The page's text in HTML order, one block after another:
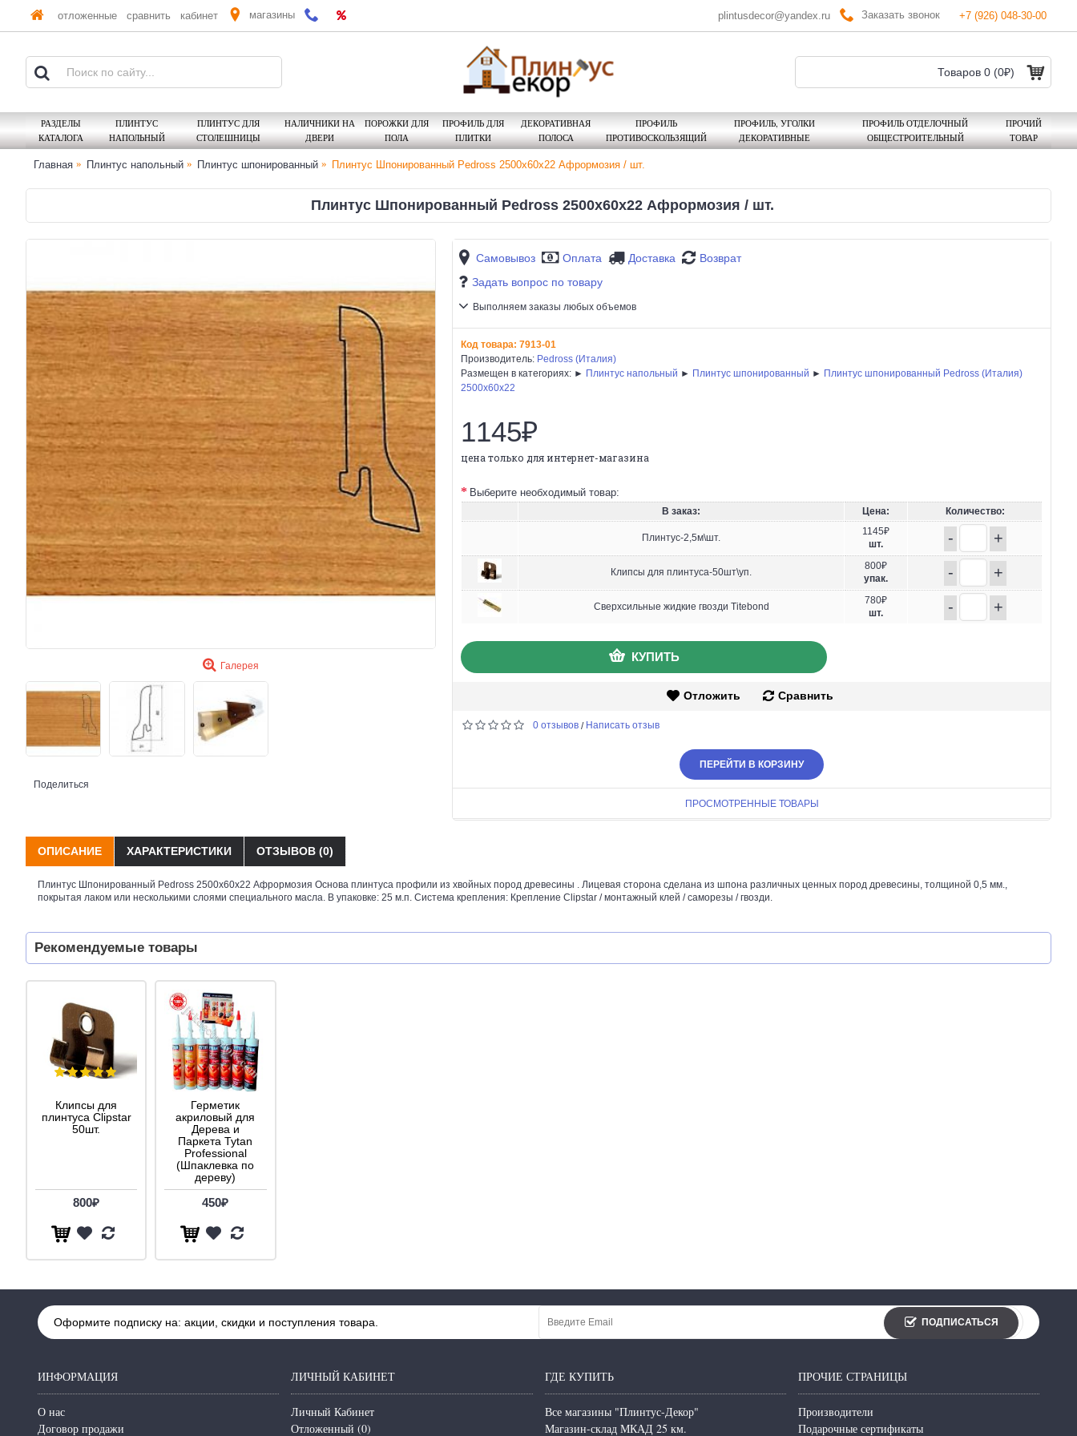
отложенные сравнить кабинет магазины plintusdecor@yandex.ru Заказать звонок +7 (926) 048-30-00
Товаров 0 (0₽)
РАЗДЕЛЫ
КАТАЛОГА
ПЛИНТУС
НАПОЛЬНЫЙ
ПЛИНТУС ДЛЯ
СТОЛЕШНИЦЫ
НАЛИЧНИКИ НА
ДВЕРИ
ПОРОЖКИ ДЛЯ
ПОЛА
ПРОФИЛЬ ДЛЯ
ПЛИТКИ
ДЕКОРАТИВНАЯ
ПОЛОСА
ПРОФИЛЬ
ПРОТИВОСКОЛЬЗЯЩИЙ
ПРОФИЛЬ, УГОЛКИ
ДЕКОРАТИВНЫЕ
ПРОФИЛЬ ОТДЕЛОЧНЫЙ
ОБЩЕСТРОИТЕЛЬНЫЙ
ПРОЧИЙ
ТОВАР
Главная Плинтус напольный Плинтус шпонированный Плинтус Шпонированный Pedross 2500х60х22 Афрормозия / шт.
Плинтус Шпонированный Pedross 2500х60х22 Афрормозия / шт.
Галерея
Поделиться
Самовывоз Оплата Доставка
Возврат
Задать вопрос по товару
Выполняем заказы любых объемов
Код товара: 7913-01
Производитель: Pedross (Италия)
Размещен в категориях: ► Плинтус напольный ► Плинтус шпонированный ► Плинтус шпонированный Pedross (Италия)
2500х60х22
1145₽
цена только для интернет-магазина
Выберите необходимый товар:
В заказ: Цена: Количество:
Плинтус-2,5м\шт.
1145₽
шт.
- +
Клипсы для плинтуса-50шт\уп.
800₽
упак.
- +
Сверхсильные жидкие гвозди Titebond
780₽
шт.
- +
КУПИТЬ
Отложить Сравнить
0 отзывов / Написать отзыв
ПЕРЕЙТИ В КОРЗИНУ
ПРОСМОТРЕННЫЕ ТОВАРЫ
ОПИСАНИЕ ХАРАКТЕРИСТИКИ ОТЗЫВОВ (0)
Плинтус Шпонированный Pedross 2500х60х22 Афрормозия Основа плинтуса профили из хвойных пород древесины . Лицевая сторона сделана из шпона различных ценных пород древесины, толщиной 0,5 мм.,
покрытая лаком или несколькими слоями специального масла. В упаковке: 25 м.п. Система крепления: Крепление Clipstar / монтажный клей / саморезы / гвозди.
Рекомендуемые товары
Клипсы для
плинтуса Clipstar
50шт.
800₽
Герметик
акриловый для
Дерева и
Паркета Tytan
Professional
(Шпаклевка по
дереву)
450₽
Оформите подписку на: акции, скидки и поступления товара. ПОДПИСАТЬСЯ
ИНФОРМАЦИЯ
О нас
Договор продажи
ЛИЧНЫЙ КАБИНЕТ
Личный Кабинет
Отложенный (0)
ГДЕ КУПИТЬ
Все магазины "Плинтус-Декор"
Магазин-склад МКАД 25 км.
ПРОЧИЕ СТРАНИЦЫ
Производители
Подарочные сертификаты